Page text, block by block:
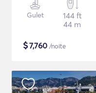
Gulet
144 ft
44 m
$7,760 /noite